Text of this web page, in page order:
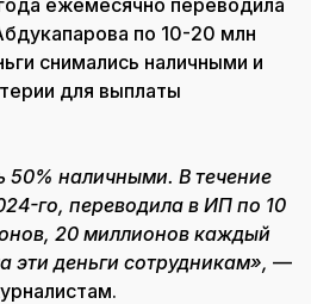
по 10-20 млн
снимались наличными и
для выплаты
50% наличными. В течение
го, переводила в ИП по 10
20 миллионов каждый
эти деньги сотрудникам», —